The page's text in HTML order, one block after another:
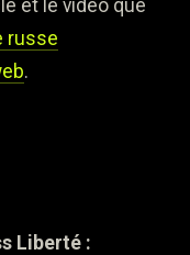
et le vidéo que
russe
.
Liberté :